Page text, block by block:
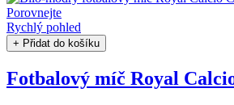
Porovnejte
Rychlý pohled
+ Přidat do košíku
Fotbalový míč Royal